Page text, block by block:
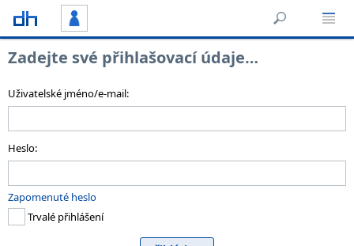
Zadejte své přihlašovací údaje…
Uživatelské jméno/e-mail:
Heslo:
Zapomenuté heslo
Trvalé přihlášení